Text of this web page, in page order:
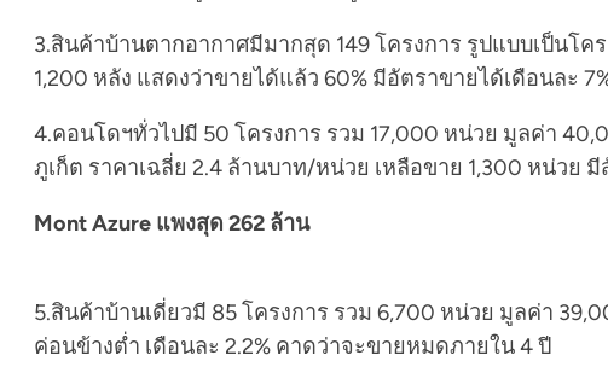
3.สินค้าบ้านตากอากาศมีมากสุด 149 โครงการ รูปแบบเป็นโ
1,200 หลัง แสดงว่าขายได้แล้ว 60% มีอัตราขายได้เดือนละ
4.คอนโดฯทั่วไปมี 50 โครงการ รวม 17,000 หน่วย มูลค่า
ภูเก็ต ราคาเฉลี่ย 2.4 ล้านบาท/หน่วย เหลือขาย 1,300 หน่วย
Mont Azure แพงสุด 262 ล้าน
5.สินค้าบ้านเดี่ยวมี 85 โครงการ รวม 6,700 หน่วย มูลค่า
ค่อนข้างต่ำ เดือนละ 2.2% คาดว่าจะขายหมดภายใน 4 ปี